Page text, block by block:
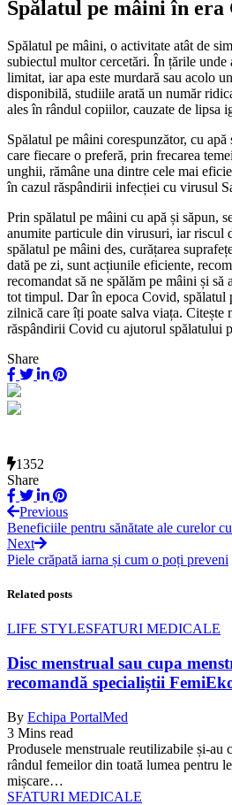
Spălatul pe mâini în era
Spălatul pe mâini, o activitate atât de
subiectul multor cercetări. În țările unde
limitat, iar apa este murdară sau acolo
disponibilă, studiile arată un număr
ales în rândul copiilor, cauzate de lipsa
Spălatul pe mâini corespunzător, cu apă
care fiecare o preferă, prin frecarea
unghii, rămâne una dintre cele mai
în cazul răspândirii infecției cu virusul
Prin spălatul pe mâini cu apă și săpun,
anumite particule din virusuri, iar riscul
spălatul pe mâini des, curățarea
dată pe zi, sunt acțiunile eficiente,
recomandat să ne spălăm pe mâini și să
tot timpul. Dar în epoca Covid, spălatul
zilnică care îți poate salva viața. Citește
răspândirii Covid cu ajutorul spălatului
Share
1352
Share
Previous
Beneficiile pentru sănătate ale curelor
Next
Piele crăpată iarna și cum o poți preveni
Related posts
LIFE STYLESFATURI MEDICALE
Disc menstrual sau cupa
recomandă specialiștii
By Echipa PortalMed
3 Mins read
Produsele menstruale reutilizabile și-au
rândul femeilor din toată lumea pentru
mișcare…
SFATURI MEDICALE